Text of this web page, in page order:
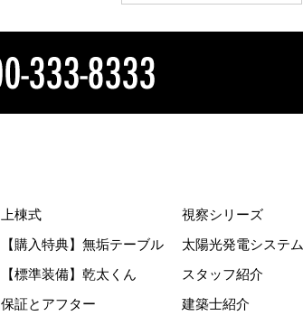
上棟式
【購入特典】無垢テーブル
【標準装備】乾太くん
保証とアフター
視察シリーズ
太陽光発電システム
スタッフ紹介
建築士紹介